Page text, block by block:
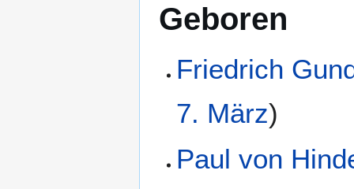
Geboren
Friedrich
7. März)
Paul von